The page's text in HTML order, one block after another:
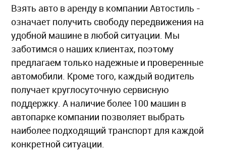
Взять авто в аренду в компании Автостиль -
означает получить свободу передвижения на
удобной машине в любой ситуации. Мы
заботимся о наших клиентах, поэтому
предлагаем только надежные и проверенные
автомобили. Кроме того, каждый водитель
получает круглосуточную сервисную
поддержку. А наличие более 100 машин в
автопарке компании позволяет выбрать
наиболее подходящий транспорт для каждой
конкретной ситуации.